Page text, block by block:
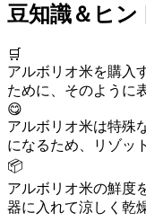
豆知識＆ヒン
🛒
アルボリオ米を購入
ために、そのように
😋
アルボリオ米は特殊
になるため、リゾッ
📦
アルボリオ米の鮮度
器に入れて涼しく乾